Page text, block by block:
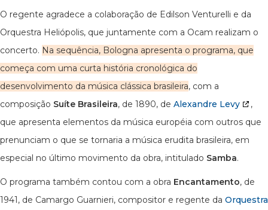
O regente agradece a colaboração de Edilson Venturelli e da
Orquestra Heliópolis, que juntamente com a Ocam realizam o
concerto. Na sequência, Bologna apresenta o programa, que
começa com uma curta história cronológica do
desenvolvimento da música clássica brasileira, com a
composição Suíte Brasileira, de 1890, de Alexandre Levy
,
que apresenta elementos da música européia com outros que
prenunciam o que se tornaria a música erudita brasileira, em
especial no último movimento da obra, intitulado Samba.
O programa também contou com a obra Encantamento, de
1941, de Camargo Guarnieri, compositor e regente da Orquestra